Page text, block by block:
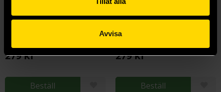
Avvisa
20th Century Boys Perfect Edition Vol 5
279 kr
Beställ
279 kr
Beställ